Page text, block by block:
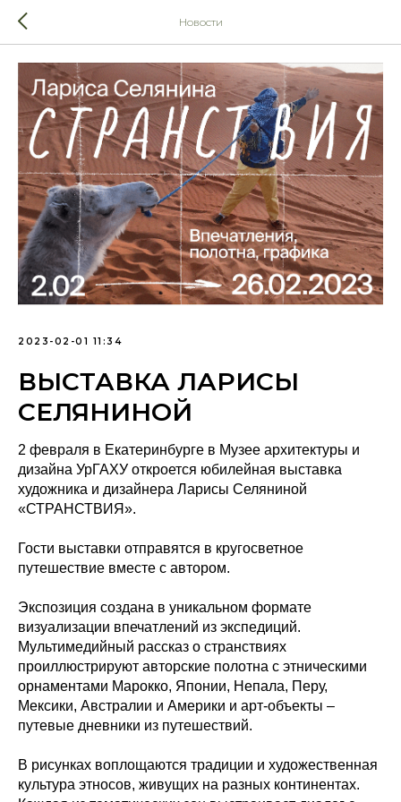
Новости
2023-02-01 11:34
ВЫСТАВКА ЛАРИСЫ
СЕЛЯНИНОЙ
2 февраля в Екатеринбурге в Музее архитектуры и
дизайна УрГАХУ откроется юбилейная выставка
художника и дизайнера Ларисы Селяниной
«СТРАНСТВИЯ».
Гости выставки отправятся в кругосветное
путешествие вместе с автором.
Экспозиция создана в уникальном формате
визуализации впечатлений из экспедиций.
Мультимедийный рассказ о странствиях
проиллюстрируют авторские полотна с этническими
орнаментами Марокко, Японии, Непала, Перу,
Мексики, Австралии и Америки и арт-объекты –
путевые дневники из путешествий.
В рисунках воплощаются традиции и художественная
культура этносов, живущих на разных континентах.